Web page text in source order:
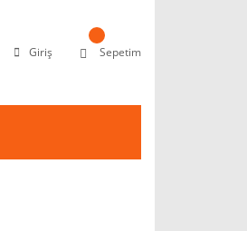
Giriş Sepetim